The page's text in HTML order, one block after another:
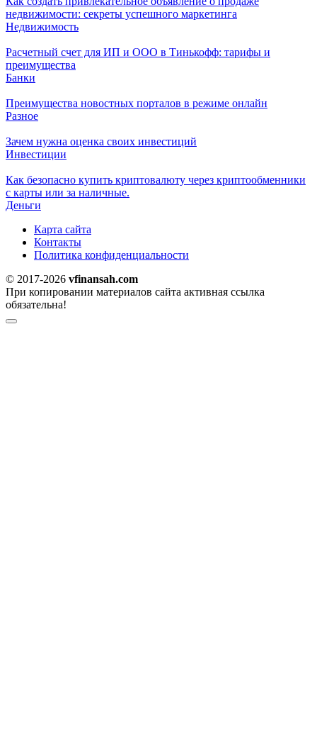
недвижимости: секреты успешного маркетинга
Недвижимость
Расчетный счет для ИП и ООО в Тинькофф: тарифы и
преимущества
Банки
Преимущества новостных порталов в режиме онлайн
Разное
Зачем нужна оценка своих инвестиций
Инвестиции
Как безопасно купить криптовалюту через криптообменники
c карты или за наличные.
Деньги
Карта сайта
Контакты
Политика конфиденциальности
© 2017-2026 vfinansah.com
При копировании материалов сайта активная ссылка
обязательна!